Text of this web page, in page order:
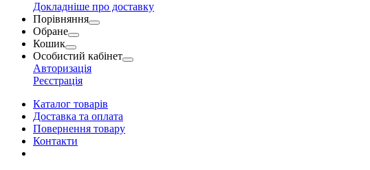
Докладніше про доставку
Порівняння
Обране
Кошик
Особистий кабінет
Авторизація
Реєстрація
Каталог товарів
Доставка та оплата
Повернення товару
Контакти